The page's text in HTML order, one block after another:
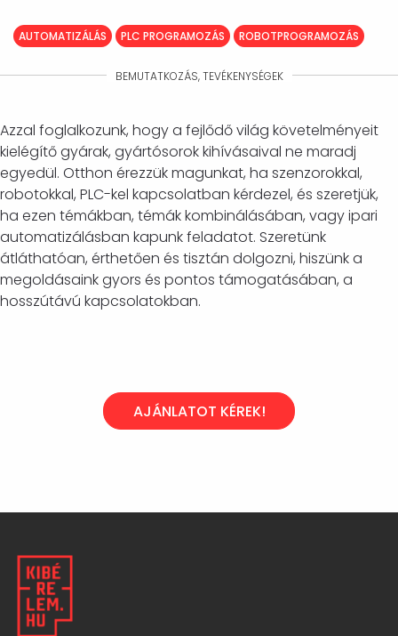
AUTOMATIZÁLÁS PLC PROGRAMOZÁS ROBOTPROGRAMOZÁS
BEMUTATKOZÁS, TEVÉKENYSÉGEK
Azzal foglalkozunk, hogy a fejlődő világ követelményeit
kielégítő gyárak, gyártósorok kihívásaival ne maradj
egyedül. Otthon érezzük magunkat, ha szenzorokkal,
robotokkal, PLC-kel kapcsolatban kérdezel, és szeretjük,
ha ezen témákban, témák kombinálásában, vagy ipari
automatizálásban kapunk feladatot. Szeretünk
átláthatóan, érthetően és tisztán dolgozni, hiszünk a
megoldásaink gyors és pontos támogatásában, a
hosszútávú kapcsolatokban.
AJÁNLATOT KÉREK!